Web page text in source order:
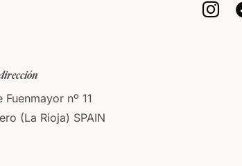

nº 11
(La Rioja) SPAIN